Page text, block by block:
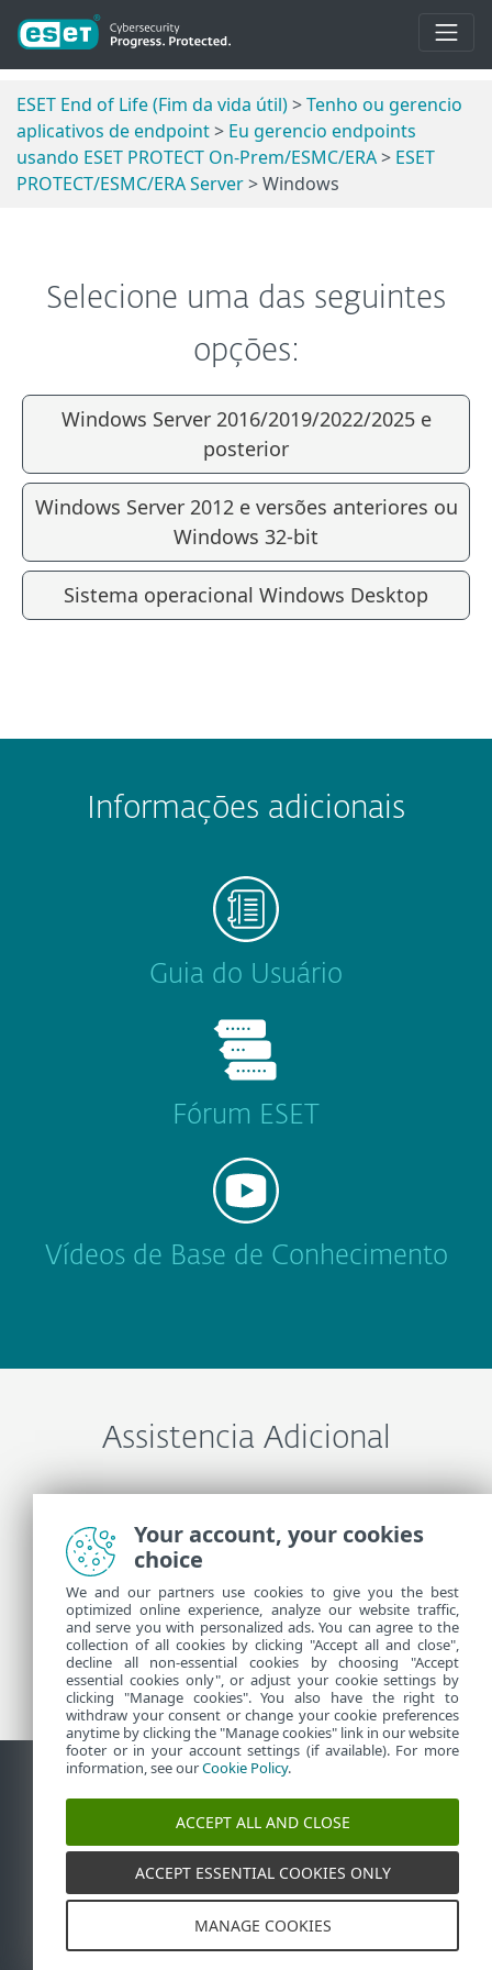
ESET End of Life (Fim da vida útil)>Tenho ou gerencio
aplicativos de endpoint> Eu gerencio endpoints
usando ESET PROTECT On-Prem/ESMC/ERA> ESET
PROTECT/ESMC/ERA Server> Windows
Selecione uma das seguintes
opções:
Windows Server 2016/2019/2022/2025 e
posterior
Windows Server 2012 e versões anteriores ou
Windows 32-bit
Sistema operacional Windows Desktop
Informações adicionais
Guia do Usuário
Fórum ESET
Vídeos de Base de Conhecimento
Assistencia Adicional
Entre em contato com o Suporte técnico ESET
Mais informações
Notícias do Suporte
Alertas de clientes
Reportar vulnerabilidades
Política de cookies
©1992-2026ESET, spol. s r.o. - Todos os direitos
marcas registradas ou marcas comerciais da ESET,
spol. s r.o. ou ESET North America. Todos os outros
nomes ou marcas são martas registradas de suas
respectivas empresas.
Your account, your cookies
choice
We and our partners use cookies to give you the best
optimized online experience, analyze our website traffic,
and serve you with personalized ads. You can agree to the
collection of all cookies by clicking "Accept all and close",
decline all non-essential cookies by choosing "Accept
essential cookies only", or adjust your cookie settings by
clicking "Manage cookies". You also have the right to
withdraw your consent or change your cookie preferences
anytime by clicking the "Manage cookies" link in our website
footer or in your account settings (if available). For more
information, see ourCookie Policy.
ACCEPT ALL AND CLOSE
ACCEPT ESSENTIAL COOKIES ONLY
MANAGE COOKIES